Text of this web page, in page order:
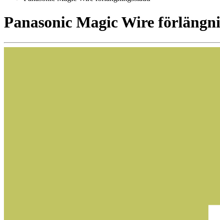
Panasonic Magic Wire